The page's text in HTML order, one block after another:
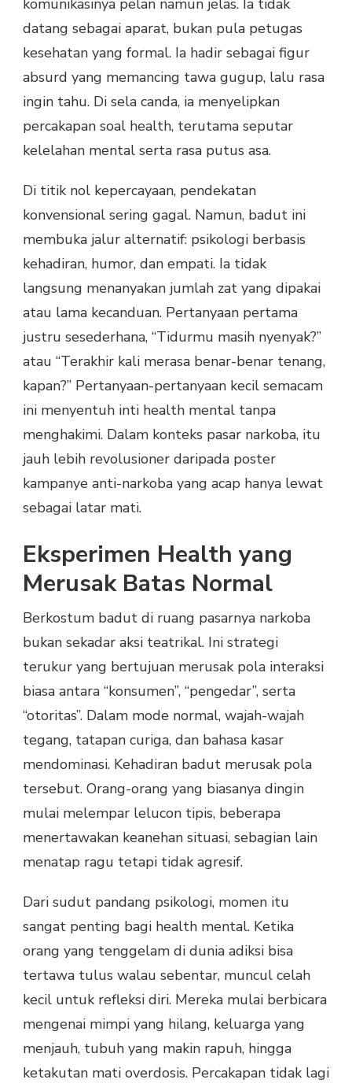
datang sebagai aparat, bukan pula petugas
kesehatan yang formal. Ia hadir sebagai figur
absurd yang memancing tawa gugup, lalu rasa
ingin tahu. Di sela canda, ia menyelipkan
percakapan soal health, terutama seputar
kelelahan mental serta rasa putus asa.
Di titik nol kepercayaan, pendekatan
konvensional sering gagal. Namun, badut ini
membuka jalur alternatif: psikologi berbasis
kehadiran, humor, dan empati. Ia tidak
langsung menanyakan jumlah zat yang dipakai
atau lama kecanduan. Pertanyaan pertama
justru sesederhana, “Tidurmu masih nyenyak?”
atau “Terakhir kali merasa benar-benar tenang,
kapan?” Pertanyaan-pertanyaan kecil semacam
ini menyentuh inti health mental tanpa
menghakimi. Dalam konteks pasar narkoba, itu
jauh lebih revolusioner daripada poster
kampanye anti-narkoba yang acap hanya lewat
sebagai latar mati.
Eksperimen Health yang
Merusak Batas Normal
Berkostum badut di ruang pasarnya narkoba
bukan sekadar aksi teatrikal. Ini strategi
terukur yang bertujuan merusak pola interaksi
biasa antara “konsumen”, “pengedar”, serta
“otoritas”. Dalam mode normal, wajah-wajah
tegang, tatapan curiga, dan bahasa kasar
mendominasi. Kehadiran badut merusak pola
tersebut. Orang-orang yang biasanya dingin
mulai melempar lelucon tipis, beberapa
menertawakan keanehan situasi, sebagian lain
menatap ragu tetapi tidak agresif.
Dari sudut pandang psikologi, momen itu
sangat penting bagi health mental. Ketika
orang yang tenggelam di dunia adiksi bisa
tertawa tulus walau sebentar, muncul celah
kecil untuk refleksi diri. Mereka mulai berbicara
mengenai mimpi yang hilang, keluarga yang
menjauh, tubuh yang makin rapuh, hingga
ketakutan mati overdosis. Percakapan tidak lagi